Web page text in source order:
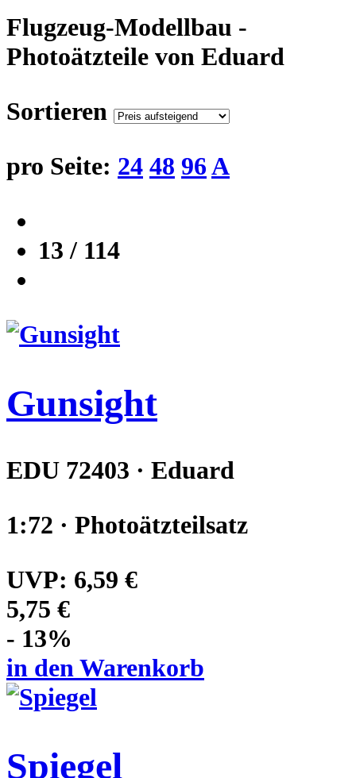
Flugzeug-Modellbau -
Photoätzteile von Eduard
Sortieren
pro Seite: 24 48 96A
13 / 114
Gunsight
EDU 72403 · Eduard
1:72 · Photoätzteilsatz
UVP: 6,59 €
5,75 €
- 13%
in den Warenkorb
Spiegel